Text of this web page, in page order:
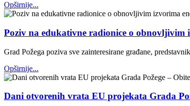
Opširnije...
Poziv na edukativne radionice o
Grad Požega poziva sve zainteresirane građane,
Opširnije...
Dani otvorenih vrata EU projekata Grada